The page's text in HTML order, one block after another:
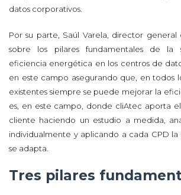
datos corporativos.
Por su parte, Saúl Varela, director
sobre los pilares fundamentales de la
eficiencia energética en los centros de
en este campo asegurando que, en todos
existentes siempre se puede mejorar la
es, en este campo, donde cliAtec aporta
cliente haciendo un estudio a medida,
individualmente y aplicando a cada CPD
se adapta.
Tres pilares